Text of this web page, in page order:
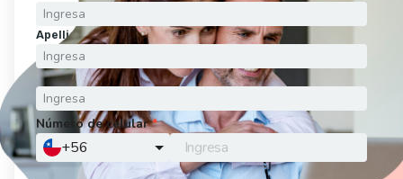
Apellido*
Correo electrónico*
Número de celular*
¿Tienes un código promocional?Agrégalo aquí